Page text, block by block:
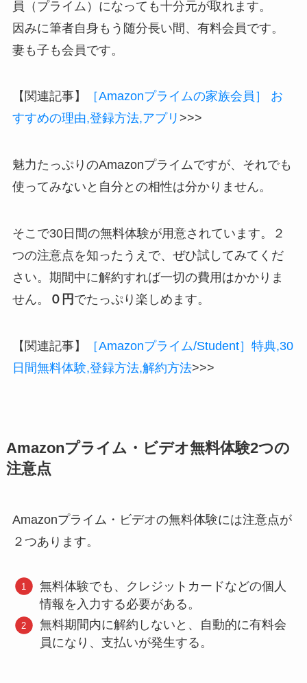
員（プライム）になっても十分元が取れます。
因みに筆者自身もう随分長い間、有料会員です。
妻も子も会員です。
【関連記事】
［Amazonプライムの家族会員］ お
すすめの理由,登録方法,アプリ >>>
魅力たっぷりのAmazonプライムですが、それでも
使ってみないと自分との相性は分かりません。
そこで30日間の無料体験が用意されています。２
つの注意点を知ったうえで、ぜひ試してみてくだ
さい。期間中に解約すれば一切の費用はかかりま
せん。
０円 でたっぷり楽しめます。
【関連記事】
［Amazonプライム/Student］特典,30
日間無料体験,登録方法,解約方法>>>
Amazonプライム・ビデオ無料体験2つの
注意点
Amazonプライム・ビデオの無料体験には注意点が
２つあります。
無料体験でも、クレジットカードなどの個人
情報を入力する必要がある。
無料期間内に解約しないと、自動的に有料会
員になり、支払いが発生する。